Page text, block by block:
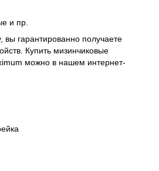
и пр.
вы гарантированно получаете
Купить мизинчиковые
можно в нашем интернет-